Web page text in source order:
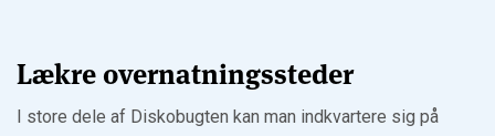
Lækre overnatningssteder
I store dele af Diskobugten kan man indkvartere sig på